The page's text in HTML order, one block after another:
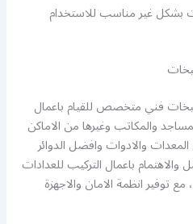
بشكل غير مناسب للاستخدام
فني متخصص للقيام باعمال
والمكاتب وغيرها من الاماكن
والادوات وافضل الدوائر
والاهتمام باعمال التركيب للعدادات
توفير انظمة الامان والاجهزة